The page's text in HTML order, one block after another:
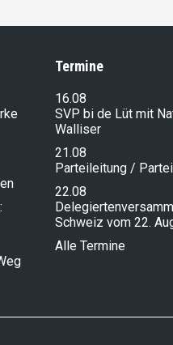
Termine
16.08
SVP bi de Lüt mit
Walliser
21.08
Parteileitung /
22.08
Schweiz vom 22.
Alle Termine